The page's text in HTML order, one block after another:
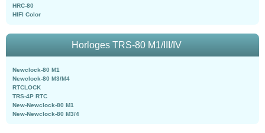
HRC-80
HIFI Color
Horloges TRS-80 M1/III/IV
Newclock-80 M1
Newclock-80 M3/M4
RTCLOCK
TRS-4P RTC
New-Newclock-80 M1
New-Newclock-80 M3/4